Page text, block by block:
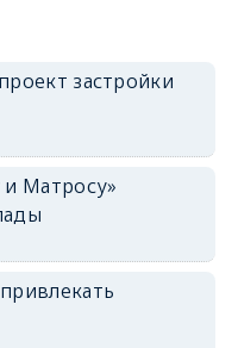
застройки
и Матросу»